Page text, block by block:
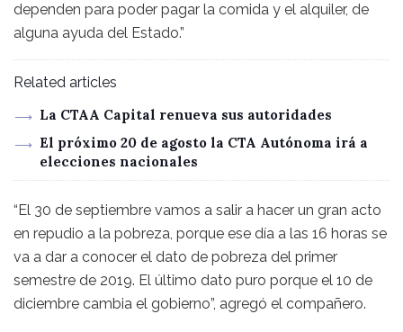
dependen para poder pagar la comida y el alquiler, de
alguna ayuda del Estado.”
Related articles
La CTAA Capital renueva sus autoridades
El próximo 20 de agosto la CTA Autónoma irá a
elecciones nacionales
“El 30 de septiembre vamos a salir a hacer un gran acto
en repudio a la pobreza, porque ese día a las 16 horas se
va a dar a conocer el dato de pobreza del primer
semestre de 2019. El último dato puro porque el 10 de
diciembre cambia el gobierno”, agregó el compañero.